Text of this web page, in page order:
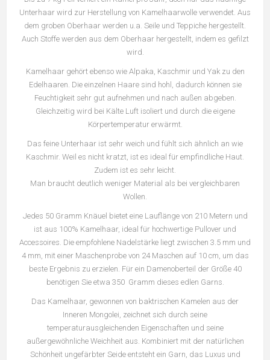
Unterhaar wird zur Herstellung von Kamelhaarwolle verwendet. Aus
dem groben Oberhaar werden u.a. Seile und Teppiche hergestellt.
Auch Stoffe werden aus dem Oberhaar hergestellt, indem es gefilzt
wird.
Kamelhaar gehört ebenso wie Alpaka, Kaschmir und Yak zu den
Edelhaaren. Die einzelnen Haare sind hohl, dadurch können sie
Feuchtigkeit sehr gut aufnehmen und nach außen abgeben.
Gleichzeitig wird bei Kälte Luft isoliert und durch die eigene
Körpertemperatur erwärmt.
Das feine Unterhaar ist sehr weich und fühlt sich ähnlich an wie
Kaschmir. Weil es nicht kratzt, ist es ideal für empfindliche Haut.
Zudem ist es sehr leicht.
Man braucht deutlich weniger Material als bei vergleichbaren
Wollen.
Jedes 50 Gramm Knäuel bietet eine Lauflänge von 210 Metern und
ist aus 100% Kamelhaar, ideal für hochwertige Pullover und
Accessoires. Die empfohlene Nadelstärke liegt zwischen 3.5 mm und
4 mm, mit einer Maschenprobe von 24 Maschen auf 10 cm, um das
beste Ergebnis zu erzielen. Für ein Damenoberteil der Größe 40
benötigen Sie etwa 350 Gramm dieses edlen Garns.
Das Kamelhaar, gewonnen von baktrischen Kamelen aus der
Inneren Mongolei, zeichnet sich durch seine
temperaturausgleichenden Eigenschaften und seine
außergewöhnliche Weichheit aus. Kombiniert mit der natürlichen
Schönheit ungefärbter Seide entsteht ein Garn, das Luxus und